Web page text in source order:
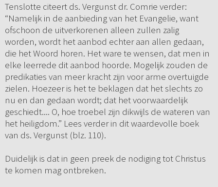
Tenslotte citeert ds. Vergunst dr. Comrie verder:
“Namelijk in de aanbieding van het Evangelie, want
ofschoon de uitverkorenen alleen zullen zalig
worden, wordt het aanbod echter aan allen gedaan,
die het Woord horen. Het ware te wensen, dat men in
elke leerrede dit aanbod hoorde. Mogelijk zouden de
predikaties van meer kracht zijn voor arme overtuigde
zielen. Hoezeer is het te beklagen dat het slechts zo
nu en dan gedaan wordt; dat het voorwaardelijk
geschiedt.... O, hoe troebel zijn dikwijls de wateren van
het heiligdom.” Lees verder in dit waardevolle boek
van ds. Vergunst (blz. 110).
Duidelijk is dat in geen preek de nodiging tot Christus
te komen mag ontbreken.